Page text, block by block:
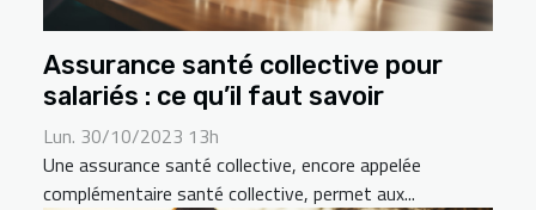
Assurance santé collective pour
salariés : ce qu’il faut savoir
Lun. 30/10/2023 13h
Une assurance santé collective, encore appelée
complémentaire santé collective, permet aux...